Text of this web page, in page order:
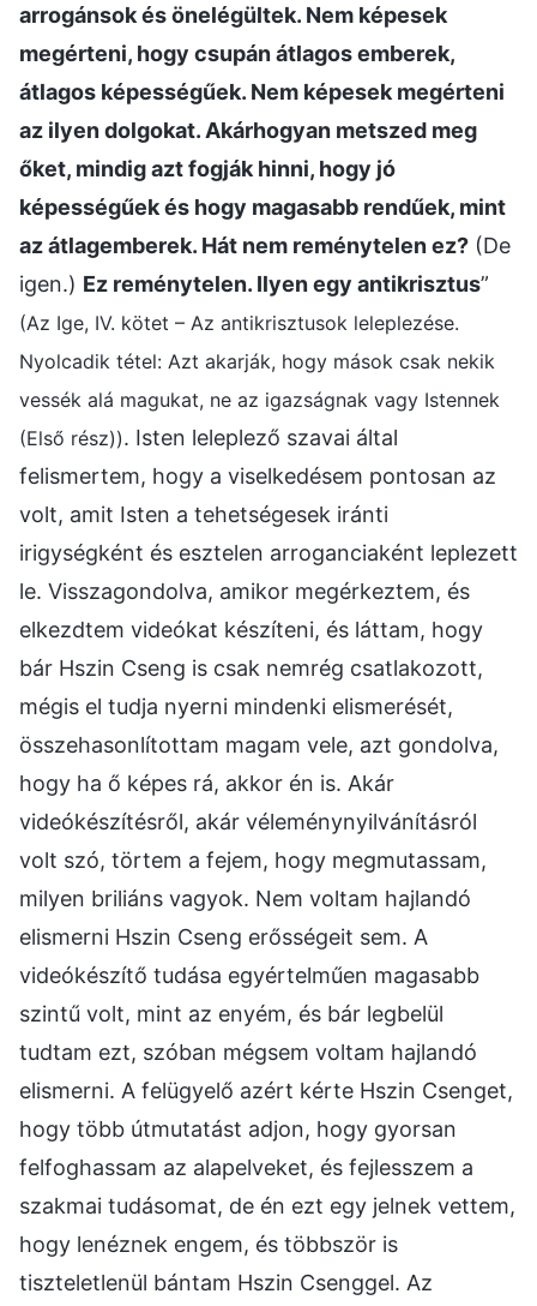
arrogánsok és önelégültek. Nem képesek
megérteni, hogy csupán átlagos emberek,
átlagos képességűek. Nem képesek megérteni
az ilyen dolgokat. Akárhogyan metszed meg
őket, mindig azt fogják hinni, hogy jó
képességűek és hogy magasabb rendűek, mint
az átlagemberek. Hát nem reménytelen ez? (De
igen.) Ez reménytelen. Ilyen egy antikrisztus”
(Az Ige, IV. kötet – Az antikrisztusok leleplezése.
Nyolcadik tétel: Azt akarják, hogy mások csak nekik
vessék alá magukat, ne az igazságnak vagy Istennek
(Első rész)). Isten leleplező szavai által
felismertem, hogy a viselkedésem pontosan az
volt, amit Isten a tehetségesek iránti
irigységként és esztelen arroganciaként leplezett
le. Visszagondolva, amikor megérkeztem, és
elkezdtem videókat készíteni, és láttam, hogy
bár Hszin Cseng is csak nemrég csatlakozott,
mégis el tudja nyerni mindenki elismerését,
összehasonlítottam magam vele, azt gondolva,
hogy ha ő képes rá, akkor én is. Akár
videókészítésről, akár véleménynyilvánításról
volt szó, törtem a fejem, hogy megmutassam,
milyen briliáns vagyok. Nem voltam hajlandó
elismerni Hszin Cseng erősségeit sem. A
videókészítő tudása egyértelműen magasabb
szintű volt, mint az enyém, és bár legbelül
tudtam ezt, szóban mégsem voltam hajlandó
elismerni. A felügyelő azért kérte Hszin Csenget,
hogy több útmutatást adjon, hogy gyorsan
felfoghassam az alapelveket, és fejlesszem a
szakmai tudásomat, de én ezt egy jelnek vettem,
hogy lenéznek engem, és többször is
tiszteletlenül bántam Hszin Csenggel. Az